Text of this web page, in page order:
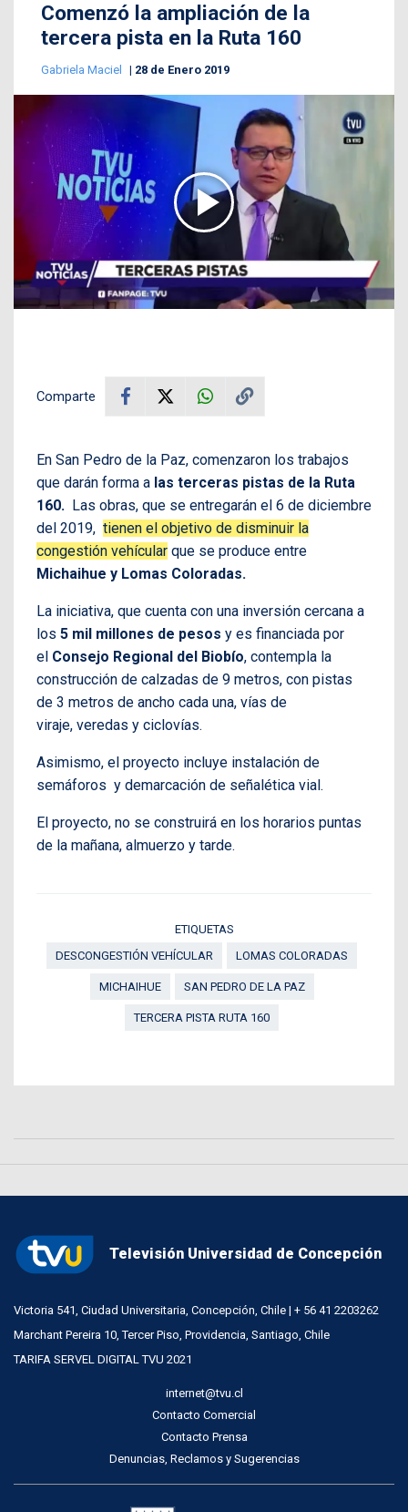
Comenzó la ampliación de la
tercera pista en la Ruta 160
Gabriela Maciel 28 de Enero 2019
Comparte
En San Pedro de la Paz, comenzaron los trabajos
que darán forma a las terceras pistas de la Ruta
160. Las obras, que se entregarán el 6 de diciembre
del 2019, tienen el objetivo de disminuir la
congestión vehícular que se produce entre
Michaihue y Lomas Coloradas.
La iniciativa, que cuenta con una inversión cercana a
los 5 mil millones de pesos y es financiada por
el Consejo Regional del Biobío, contempla la
construcción de calzadas de 9 metros, con pistas
de 3 metros de ancho cada una, vías de
viraje, veredas y ciclovías.
Asimismo, el proyecto incluye instalación de
semáforos y demarcación de señalética vial.
El proyecto, no se construirá en los horarios puntas
de la mañana, almuerzo y tarde.
ETIQUETAS
DESCONGESTIÓN VEHÍCULAR
LOMAS COLORADAS
MICHAIHUE SAN PEDRO DE LA PAZ
TERCERA PISTA RUTA 160
Televisión Universidad de Concepción
Victoria 541, Ciudad Universitaria, Concepción, Chile | + 56 41 2203262
Marchant Pereira 10, Tercer Piso, Providencia, Santiago, Chile
TARIFA SERVEL DIGITAL TVU 2021
internet@tvu.cl
Contacto Comercial
Contacto Prensa
Denuncias, Reclamos y Sugerencias